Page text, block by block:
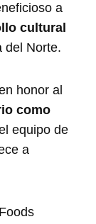
a
cultural
del Norte.
honor al
como
equipo de
a